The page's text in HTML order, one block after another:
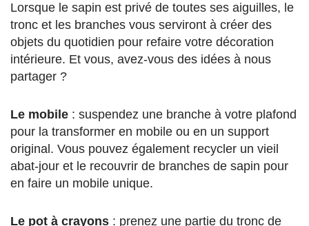
Lorsque le sapin est privé de toutes ses aiguilles, le
tronc et les branches vous serviront à créer des
objets du quotidien pour refaire votre décoration
intérieure. Et vous, avez-vous des idées à nous
partager ?
Le mobile : suspendez une branche à votre plafond
pour la transformer en mobile ou en un support
original. Vous pouvez également recycler un vieil
abat-jour et le recouvrir de branches de sapin pour
en faire un mobile unique.
Le pot à crayons : prenez une partie du tronc de